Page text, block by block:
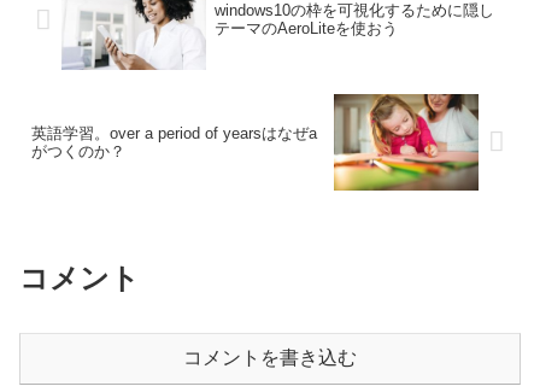
windows10の枠を可視化するために隠し
テーマのAeroLiteを使おう
英語学習。over a period of yearsはなぜa
がつくのか？
コメント
コメントを書き込む